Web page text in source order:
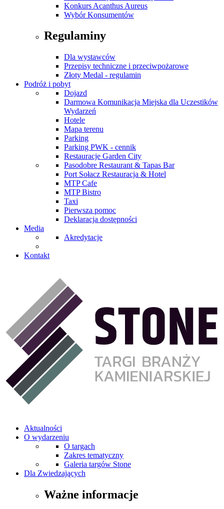
Konkurs Acanthus Aureus
Wybór Konsumentów
Regulaminy
Dla wystawców
Przepisy techniczne i przeciwpożarowe
Złoty Medal - regulamin
Podróż i pobyt
Dojazd
Darmowa Komunikacja Miejska dla Uczestików
Wydarzeń
Hotele
Mapa terenu
Parking
Parking PWK - cennik
Restauracje Garden City
Pasodobre Restaurant & Tapas Bar
Port Sołacz Restauracja & Hotel
MTP Cafe
MTP Bistro
Taxi
Pierwsza pomoc
Deklaracja dostępności
Media
Akredytacje
Kontakt
Aktualności
O wydarzeniu
O targach
Zakres tematyczny
Galeria targów Stone
Dla Zwiedzających
Ważne informacje